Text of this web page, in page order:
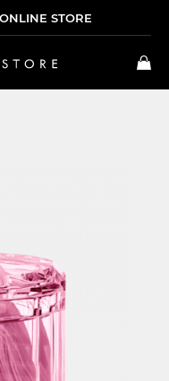
ONLINE STORE